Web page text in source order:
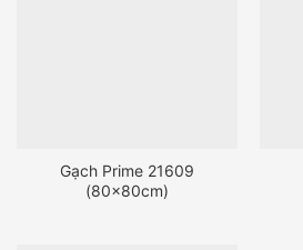
Gạch Prime 21609
(80x80cm)